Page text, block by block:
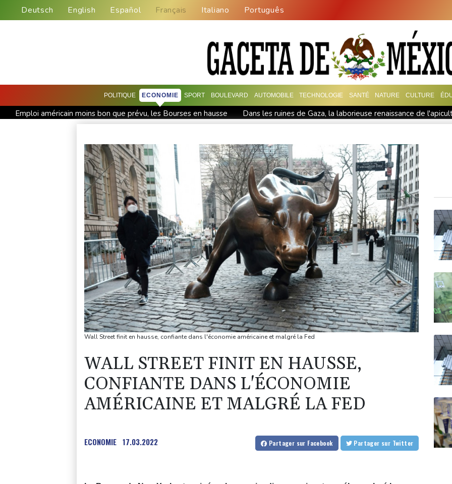
Deutsch English Español Français Italiano Português
POLITIQUE ECONOMIE SPORT BOULEVARD AUTOMOBILE TECHNOLOGIE SANTÉ NATURE CULTURE
Emploi américain moins bon que prévu, les Bourses en hausse
Dans les ruines de Gaza, la laborieuse renaissance de
Arabie saoudite, Pakistan et Turquie scellent un pacte de défense en pleine guerre au Moyen-Orient
Wall Street en
Grèce : trois personnes en détention provisoire après le mégafeu à l'ouest d'Athènes
Apple et OpenAI durcissent leur
Yémen: nouvelle attaque meurtrière des rebelles houthis en deux jours
Emploi à la RATP et fonctions d'élu: plainte de
Wall Street finit en hausse, confiante dans l'économie américaine et malgré la Fed
WALL STREET FINIT EN HAUSSE,
CONFIANTE DANS L'ÉCONOMIE
AMÉRICAINE ET MALGRÉ LA FED
ECONOMIE 17.03.2022 Partager sur Facebook Partager sur Twitter